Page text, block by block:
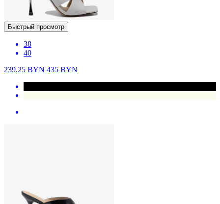
Быстрый просмотр
38
40
239.25 BYN435BYN